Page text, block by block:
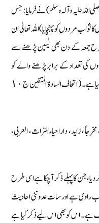
علیہ وآلہ وسلم) نے فرمایا : جس
مردوں کو پہنچایا) اللہ تعالیٰ ان
جمعہ کے دن بھی یٰسین پڑھنے سے
کی تعداد کے برابر پڑھنے والے کو
نیکیاں عطاء فرماتا ہے۔ اس کو امام خلال نے روایت کیا ہے۔ ( اتحاف السادۃ المتقین ج ١٠
٤ ص ٢٨۔ ١٥۔ ١٣۔ ١٤ ملخصاً ، مخرجاً ، زاید، داراحیاء التراث، العربی،
جن کا پہلے ذکر آچکا ہے اسی طرح
راوی ہے اور سات عدوننی احادیث
اس کو بھی اس لیے ذکر کیا ہے